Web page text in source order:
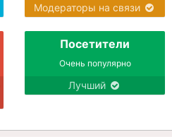
Модераторы на связи
Посетители
Очень популярно
Лучший